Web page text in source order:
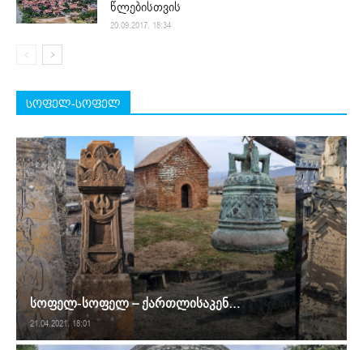
წლებისთვის
20.09.2017. 18:34
სოფელ-სოფელ
სოფელ-სოფელ – ქართლისაკენ…
21.04.2021. 18:01